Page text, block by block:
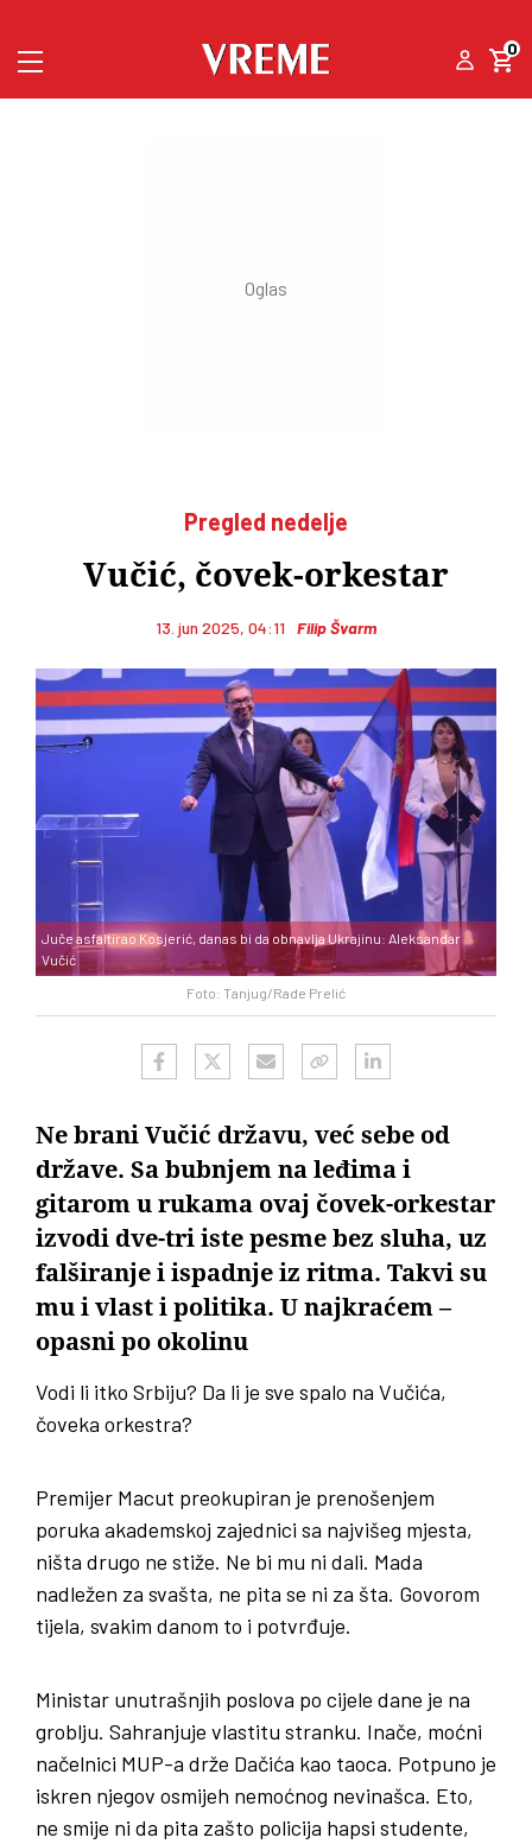
0
Pregled nedelje
Vučić, čovek-orkestar
13. jun 2025, 04:11 Filip Švarm
Foto: Tanjug/Rade Prelić
Juče asfaltirao Kosjerić, danas bi da obnavlja Ukrajinu: Aleksandar
Vučić
Ne brani Vučić državu, već sebe od
države. Sa bubnjem na leđima i
gitarom u rukama ovaj čovek-orkestar
izvodi dve-tri iste pesme bez sluha, uz
falširanje i ispadnje iz ritma. Takvi su
mu i vlast i politika. U najkraćem –
opasni po okolinu
Vodi li itko Srbiju? Da li je sve spalo na Vučića,
čoveka orkestra?
Premijer Macut preokupiran je prenošenjem
poruka akademskoj zajednici sa najvišeg mjesta,
ništa drugo ne stiže. Ne bi mu ni dali. Mada
nadležen za svašta, ne pita se ni za šta. Govorom
tijela, svakim danom to i potvrđuje.
Ministar unutrašnjih poslova po cijele dane je na
groblju. Sahranjuje vlastitu stranku. Inače, moćni
načelnici MUP-a drže Dačića kao taoca. Potpuno je
iskren njegov osmijeh nemoćnog nevinašca. Eto,
ne smije ni da pita zašto policija hapsi studente,